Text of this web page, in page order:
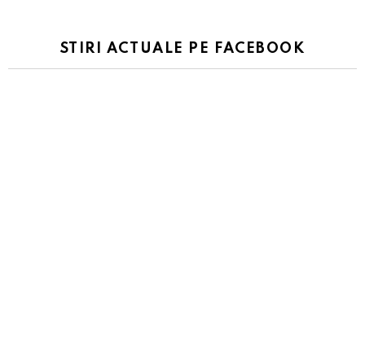
STIRI ACTUALE PE FACEBOOK